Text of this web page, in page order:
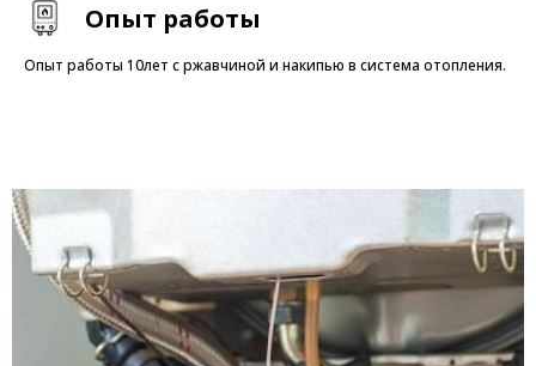
Опыт работы
Опыт работы 10лет с ржавчиной и накипью в система отопления.